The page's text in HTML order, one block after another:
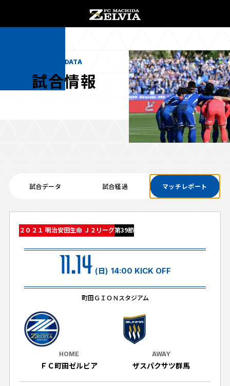
チケット購入 オンラインストア
グッズ
メディア
ホームタウン活動
アカデミー
試合情報トップ
試合データ
試合日程・結果
順位表・ゴールランキング
観戦するトップ
チケットを買う
チケット販売スケジュール
️スタジアムを知る
スタジアムアクセス
スタジアムマップ
クラブを知る
ＦＣ町田ゼルビアについて
選手・スタッフ紹介
ファンクラブ
クラブゼルビスタへの入会
シーズンシート
グッズを買う
グッズを買うトップ
オンラインストア
ホームタウントップ
MATCH DATA
試合情報
試合データ 試合経過 マッチレポート
２０２１ 明治安田生命 Ｊ２リーグ第39節
HOME
ＦＣ町田ゼルビア
11.14 (日) 14:00 KICK OFF
町田ＧＩＯＮスタジアム
AWAY
ザスパクサツ群馬